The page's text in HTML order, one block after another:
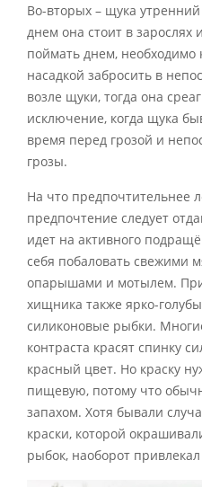
Во-вторых – щука
днем она стоит в зарослях
поймать днем, необходимо
насадкой забросить в
возле щуки, тогда она
исключение, когда щука
время перед грозой и
грозы.
На что предпочтительнее
предпочтение следует
идет на активного
себя побаловать свежими
опарышами и мотылем.
хищника также ярко-
силиконовые рыбки.
контраста красят спинку
красный цвет. Но краску
пищевую, потому что
запахом. Хотя бывали
краски, которой
рыбок, наоборот